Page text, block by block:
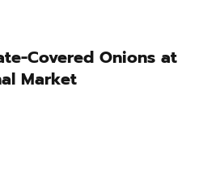
Covered Onions at
Market